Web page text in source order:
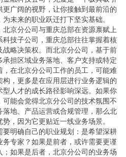
广阔的视野，让你接触到最前沿的
未来的职业跃迁打下坚实基础。
京分公司与重庆总部在资源禀赋上
技子公司，重庆总部往往掌握着核
略决策权。而北京分公司，基于前
担区域业务落地、客户支持或特定
在北京分公司工作的员工，可能难
，更多是在应用层进行业务逻辑的
人才的成长路径影响深远。如果你
能会觉得北京分公司的技术氛围不
地、产品运营或合规管理，那么北
，因为它更贴近一线业务场景。
明确自己的职业规划：是希望深耕
专家？如果是前者，或许需要更谨
如果是后者，北京分公司的业务场